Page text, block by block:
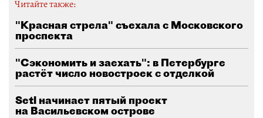
Читайте также:
"Красная стрела" съехала с Московского
проспекта
"Сэкономить и заехать": в Петербурге
растёт число новостроек с отделкой
Setl начинает пятый проект
на Васильевском острове